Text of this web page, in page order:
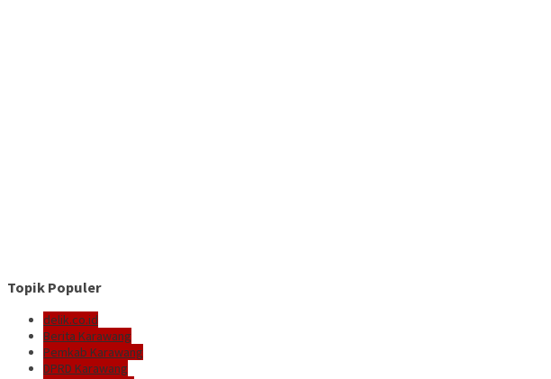
Topik Populer
delik.co.id
Berita Karawang
Pemkab Karawang
DPRD Karawang